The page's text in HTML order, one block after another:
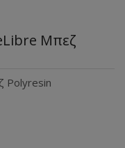
Μπεζ
Polyresin